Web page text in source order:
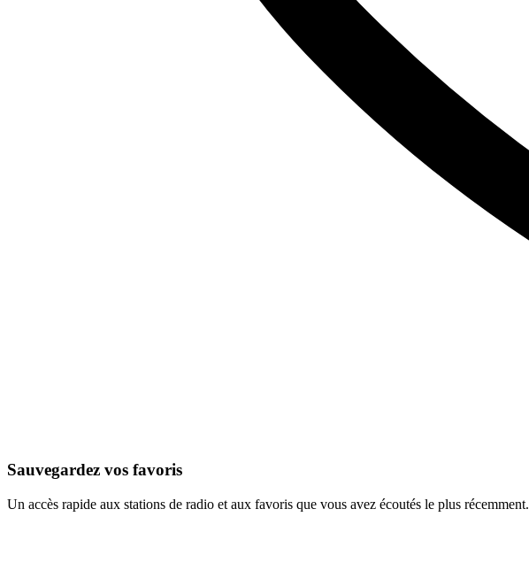
Sauvegardez vos favoris
Un accès rapide aux stations de radio et aux favoris que vous avez écoutés le plus récemment.